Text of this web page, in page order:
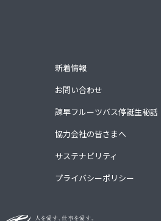
新着情報
お問い合わせ
諫早フルーツバス停誕生秘話
協力会社の皆さまへ
サステナビリティ
プライバシーポリシー